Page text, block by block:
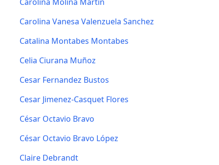
Carolina Vanesa Valenzuela Sanchez
Catalina Montabes Montabes
Celia Ciurana Muñoz
Cesar Fernandez Bustos
Cesar Jimenez-Casquet Flores
César Octavio Bravo
César Octavio Bravo López
Claire Debrandt